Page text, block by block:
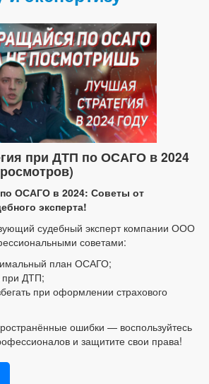
при ДТП по ОСАГО в 2024
ОСАГО в 2024: Советы от
эксперта!
судебный эксперт компании ООО
советами:
план ОСАГО;
при ДТП;
при оформлении страхового
ошибки — воспользуйтесь
и защитите свои права!